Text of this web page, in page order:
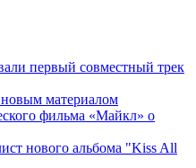
первый совместный трек
новым материалом
фильма «Майкл» о
нового альбома "Kiss All